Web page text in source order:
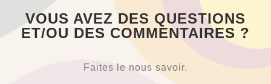
VOUS AVEZ DES QUESTIONS
ET/OU DES COMMENTAIRES ?
Faites le nous savoir.